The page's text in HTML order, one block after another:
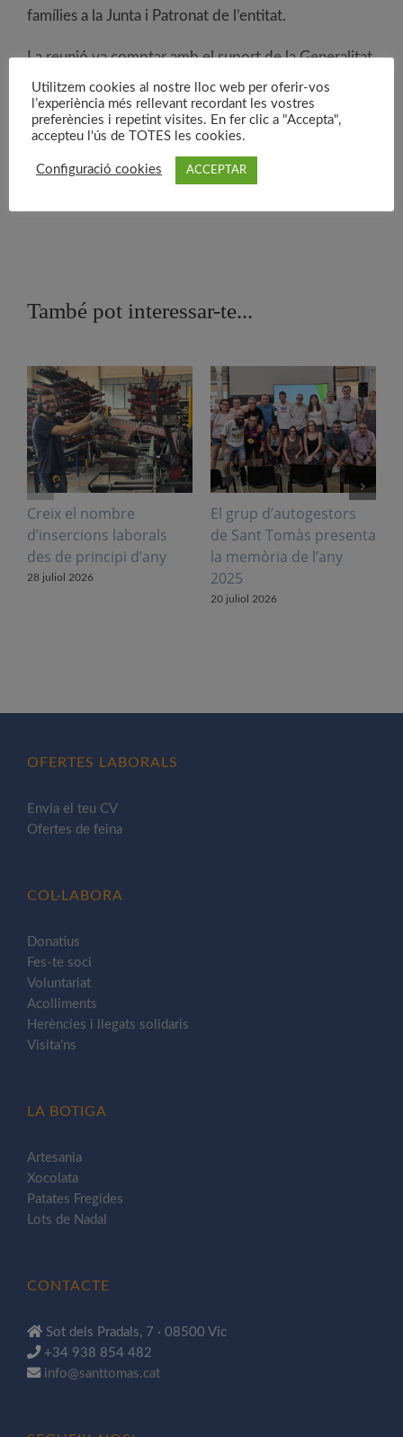
famílies a la Junta i Patronat de l’entitat.
La reunió va comptar amb el suport de la Generalitat
de Catalunya.
També pot interessar-te...
Creix el nombre
d’insercions laborals
des de principi d’any
28 juliol 2026
El grup d’autogestors
de Sant Tomàs presenta
la memòria de l’any
2025
20 juliol 2026
OFERTES LABORALS
Envia el teu CV
Ofertes de feina
COL·LABORA
Donatius
Fes-te soci
Voluntariat
Acolliments
Herències i llegats solidaris
Visita’ns
LA BOTIGA
Artesania
Xocolata
Patates Fregides
Lots de Nadal
CONTACTE
Sot dels Pradals, 7 · 08500 Vic
+34 938 854 482
info@santtomas.cat
Utilitzem cookies al nostre lloc web per oferir-vos
l’experiència més rellevant recordant les vostres
preferències i repetint visites. En fer clic a "Accepta",
accepteu l'ús de TOTES les cookies.
Configuració cookies ACCEPTAR